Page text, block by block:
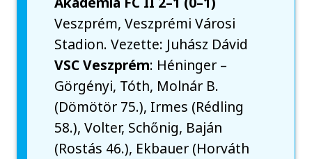
Veszprém, Veszprémi Városi
Stadion. Vezette: Juhász Dávid
VSC Veszprém: Héninger –
Görgényi, Tóth, Molnár B.
(Dömötör 75.), Irmes (Rédling
58.), Volter, Schőnig, Baján
(Rostás 46.), Ekbauer (Horváth